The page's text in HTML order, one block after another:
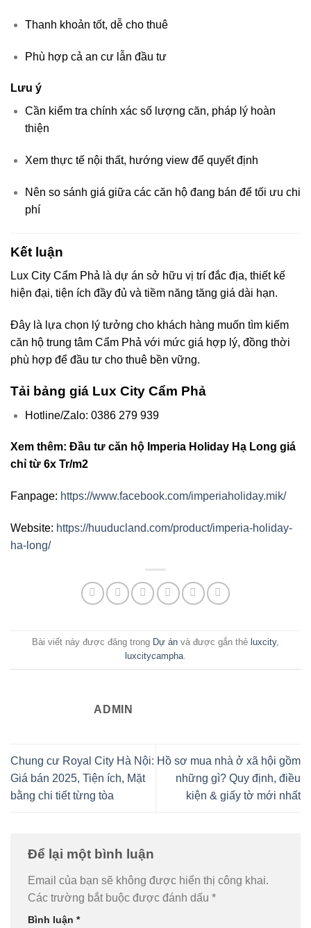
Thanh khoản tốt, dễ cho thuê
Phù hợp cả an cư lẫn đầu tư
Lưu ý
Cần kiểm tra chính xác số lượng căn, pháp lý hoàn
thiện
Xem thực tế nội thất, hướng view để quyết định
Nên so sánh giá giữa các căn hộ đang bán để tối ưu chi
phí
Kết luận
Lux City Cẩm Phả là dự án sở hữu vị trí đắc địa, thiết kế
hiện đại, tiện ích đầy đủ và tiềm năng tăng giá dài hạn.
Đây là lựa chọn lý tưởng cho khách hàng muốn tìm kiếm
căn hộ trung tâm Cẩm Phả với mức giá hợp lý, đồng thời
phù hợp để đầu tư cho thuê bền vững.
Tải bảng giá Lux City Cẩm Phả
Hotline/Zalo: 0386 279 939
Xem thêm: Đầu tư căn hộ Imperia Holiday Hạ Long giá
chỉ từ 6x Tr/m2
Fanpage: https://www.facebook.com/imperiaholiday.mik/
Website: https://huuducland.com/product/imperia-holiday-
ha-long/
Bài viết này được đăng trong Dự án và được gắn thẻ luxcity,
luxcitycampha.
ADMIN
Chung cư Royal City Hà Nội:
Giá bán 2025, Tiện ích, Mặt
bằng chi tiết từng tòa
Hồ sơ mua nhà ở xã hội gồm
những gì? Quy định, điều
kiện & giấy tờ mới nhất
Để lại một bình luận
Email của bạn sẽ không được hiển thị công khai.
Các trường bắt buộc được đánh dấu *
Bình luận *